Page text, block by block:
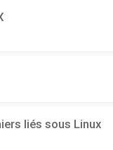
liés sous Linux